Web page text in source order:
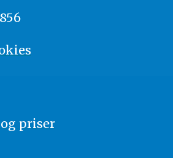
priser